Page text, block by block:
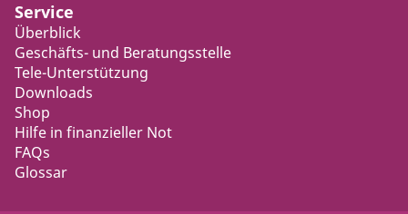
Service
Überblick
Geschäfts- und Beratungsstelle
Tele-Unterstützung
Downloads
Shop
Hilfe in finanzieller Not
FAQs
Glossar